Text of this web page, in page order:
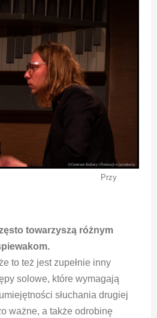
Przy
towarzyszą różnym
to też jest zupełnie inny
solowe, które wymagają
słuchania drugiej
ważne, a także odrobinę